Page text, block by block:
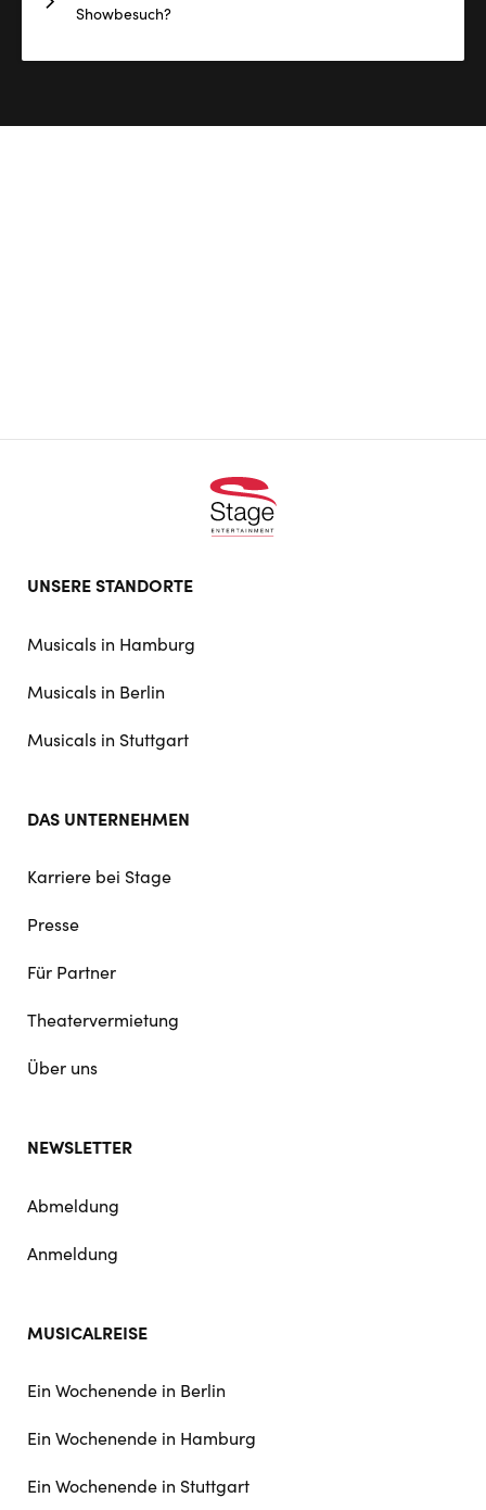
Showbesuch?
UNSERE STANDORTE
Musicals in Hamburg
Musicals in Berlin
Musicals in Stuttgart
DAS UNTERNEHMEN
Karriere bei Stage
Presse
Für Partner
Theatervermietung
Über uns
NEWSLETTER
Abmeldung
Anmeldung
MUSICALREISE
Ein Wochenende in Berlin
Ein Wochenende in Hamburg
Ein Wochenende in Stuttgart